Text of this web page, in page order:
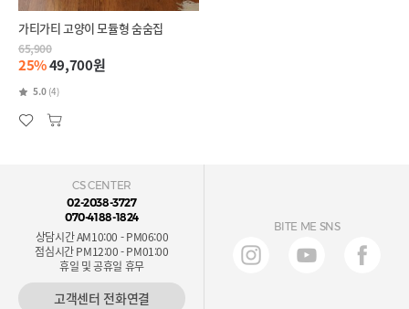
가티가티 고양이 모듈형 숨숨집
65,900
25%49,700원
5.0 (4)
CS CENTER
02-2038-3727
070-4188-1824
상담시간 AM10:00 - PM06:00
점심시간 PM12:00 - PM01:00
휴일 및 공휴일 휴무
고객센터 전화연결
BITE ME SNS